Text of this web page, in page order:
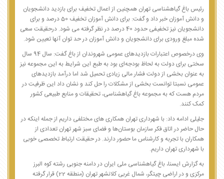
رئیس باغ گیاهشناسی تهران همچنین از اعمال تخفیف برای بازدید دانشجویان
و دانش آموزان خبر داد و گفت: برای دانش آموزان تخفیف 50 درصد و برای
دانشجویان نیز تخفیفی حدود 40 درصد در نظر گرفته می شود. درحقیقت سعی
شده مبلغ ورودی برای دانشجویان و دانش آموزان در حد توان آنها تعیین شود.
وی درخصوص اعتبارات بازدیدهای عمومی شهروندان از باغ گفت: سال 94 سال
سختی برای دولت به لحاظ بودجه‌ای بود به طبع این شرایط به این مجموعه نیز
به عنوان بخشی از دولت فشار مالی زیادی تحمیل شد اما درآمد بازدیدهای
عمومی نسبتا توانست بخشی از مشکلات را حل کند و نشان داد این ظرفیت در
مردم هست که به مجموعه باغ گیاهشناسی، تحقیقات و منابع طبیعی کشور
کمک کنند.
جلیلی ادامه داد: با شهرداری تهران همکاری های مختلفی داریم از جمله اینکه در
حال حاضر در اتاق فکر سازمان بوستان‌ها و فضای سبز شهر تهران تعدادی از
همکاران با تجربه و کارشناس ما حضور دارند. در حقیقت ارتباط تخصصی خوبی
با شهرداری تهران داریم.
به گزارش ایسنا، باغ گیاهشناسی ملی ایران در دامنه جنوبی رشته کوه البرز
مرکزی و در اراضی چیتگر، شمال غربی کلانشهر تهران (منطقه 22) قرار گرفته